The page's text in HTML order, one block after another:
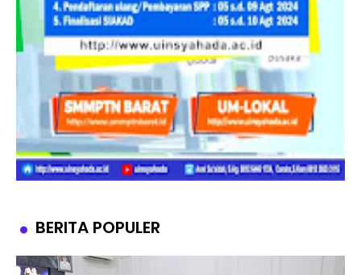
BERITA POPULER